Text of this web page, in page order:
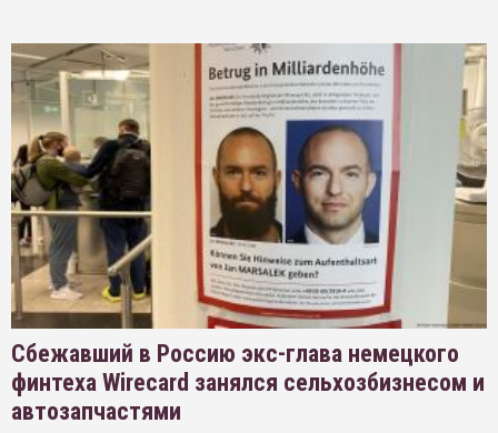
Сбежавший в Россию экс-глава немецкого
финтеха Wirecard занялся сельхозбизнесом и
автозапчастями